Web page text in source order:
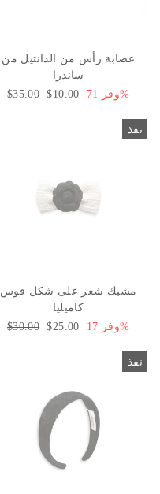
عصابة رأس من الدانتيل من
ساندرا
السعر
$35.00 سعر
$10.00 وفر 71%
نفذ
مشبك شعر على شكل قوس
كاميليا
السعر
$30.00 سعر
$25.00 وفر 17%
نفذ